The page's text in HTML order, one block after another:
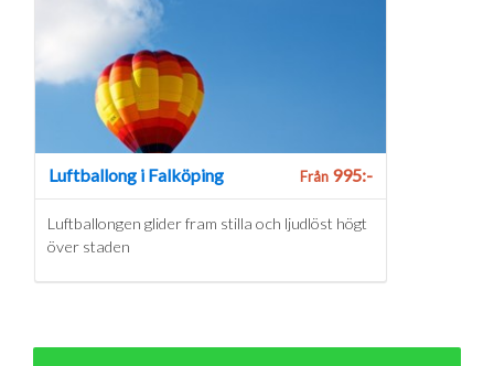
Luftballong i Falköping Från995:-
Luftballongen glider fram stilla och ljudlöst högt
över staden